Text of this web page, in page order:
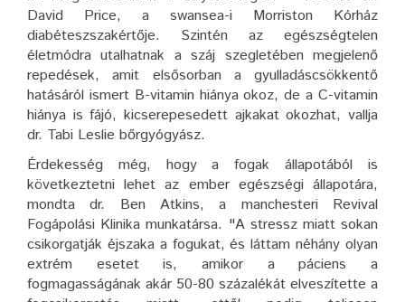
David Price, a swansea-i Morriston Kórház
diabéteszszakértője. Szintén az egészségtelen
életmódra utalhatnak a száj szegletében megjelenő
repedések, amit elsősorban a gyulladáscsökkentő
hatásáról ismert B-vitamin hiánya okoz, de a C-vitamin
hiánya is fájó, kicserepesedett ajkakat okozhat, vallja
dr. Tabi Leslie bőrgyógyász.
Érdekesség még, hogy a fogak állapotából is
következtetni lehet az ember egészségi állapotára,
mondta dr. Ben Atkins, a manchesteri Revival
Fogápolási Klinika munkatársa. "A stressz miatt sokan
csikorgatják éjszaka a fogukat, és láttam néhány olyan
extrém esetet is, amikor a páciens a
fogmagasságának akár 50-80 százalékát elveszítette a